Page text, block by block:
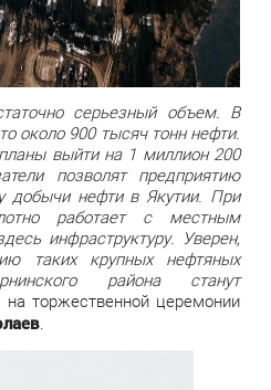
серьезный объем. В
около 900 тысяч тонн нефти.
выйти на 1 миллион 200
позволят предприятию
добычи нефти в Якутии. При
работает с местным
инфраструктуру. Уверен,
таких крупных нефтяных
района станут
торжественной церемонии
.